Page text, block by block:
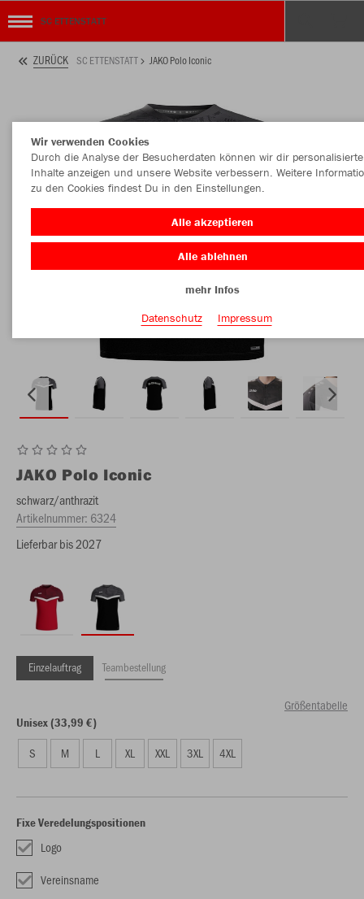
SC ETTENSTATT
ZURÜCK SC ETTENSTATT JAKO Polo Iconic
JAKO Polo Iconic
schwarz/anthrazit
Artikelnummer: 6324
Lieferbar bis 2027
Einzelauftrag Teambestellung
Größentabelle
Unisex (33,99 €)
S M L XL XXL 3XL 4XL
Fixe Veredelungspositionen
Logo
Vereinsname
Wir verwenden Cookies
Durch die Analyse der Besucherdaten können wir dir personalisierte
Inhalte anzeigen und unsere Website verbessern. Weitere
zu den Cookies findest Du in den Einstellungen.
Alle akzeptieren
Alle ablehnen
mehr Infos
Datenschutz
Impressum